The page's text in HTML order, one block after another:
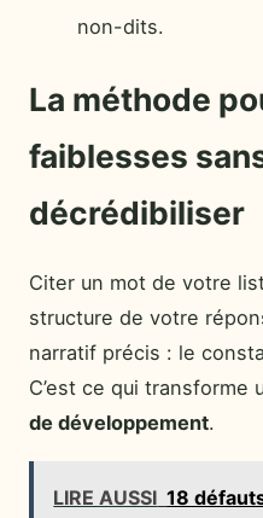
non-dits.
La méthode
faiblesses
décrédibiliser
Citer un mot de votre
structure de votre
narratif précis : le
C’est ce qui transforme
de développement.
LIRE AUSSI 18